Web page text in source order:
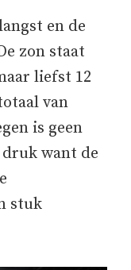
en de
zon staat
liefst 12
van
is geen
want de
stuk